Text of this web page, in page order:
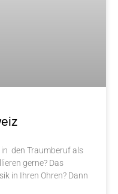
in den Traumberuf als
gerne? Das
in Ihren Ohren? Dann